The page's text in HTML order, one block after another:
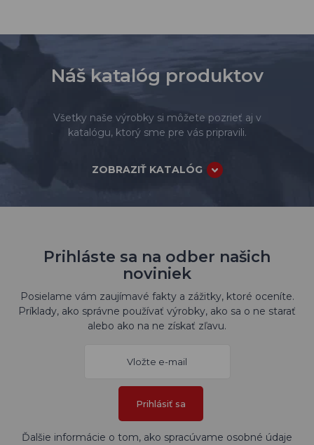
Náš katalóg produktov
Všetky naše výrobky si môžete pozrieť aj v
katalógu, ktorý sme pre vás pripravili.
ZOBRAZIŤ KATALÓG
Prihláste sa na odber našich
noviniek
Posielame vám zaujímavé fakty a zážitky, ktoré oceníte.
Príklady, ako správne používať výrobky, ako sa o ne starať
alebo ako na ne získať zľavu.
Prihlásiť sa
Ďalšie informácie o tom, ako spracúvame osobné údaje